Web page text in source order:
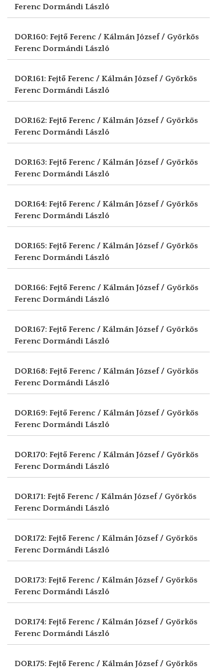
Ferenc Dormándi László
DOR160: Fejtő Ferenc / Kálmán József / Györkös
Ferenc Dormándi László
DOR161: Fejtő Ferenc / Kálmán József / Györkös
Ferenc Dormándi László
DOR162: Fejtő Ferenc / Kálmán József / Györkös
Ferenc Dormándi László
DOR163: Fejtő Ferenc / Kálmán József / Györkös
Ferenc Dormándi László
DOR164: Fejtő Ferenc / Kálmán József / Györkös
Ferenc Dormándi László
DOR165: Fejtő Ferenc / Kálmán József / Györkös
Ferenc Dormándi László
DOR166: Fejtő Ferenc / Kálmán József / Györkös
Ferenc Dormándi László
DOR167: Fejtő Ferenc / Kálmán József / Györkös
Ferenc Dormándi László
DOR168: Fejtő Ferenc / Kálmán József / Györkös
Ferenc Dormándi László
DOR169: Fejtő Ferenc / Kálmán József / Györkös
Ferenc Dormándi László
DOR170: Fejtő Ferenc / Kálmán József / Györkös
Ferenc Dormándi László
DOR171: Fejtő Ferenc / Kálmán József / Györkös
Ferenc Dormándi László
DOR172: Fejtő Ferenc / Kálmán József / Györkös
Ferenc Dormándi László
DOR173: Fejtő Ferenc / Kálmán József / Györkös
Ferenc Dormándi László
DOR174: Fejtő Ferenc / Kálmán József / Györkös
Ferenc Dormándi László
DOR175: Fejtő Ferenc / Kálmán József / Györkös